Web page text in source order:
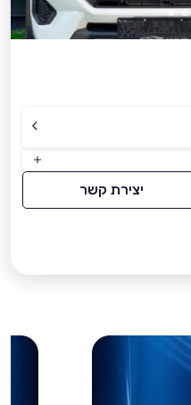
יצירת קשר